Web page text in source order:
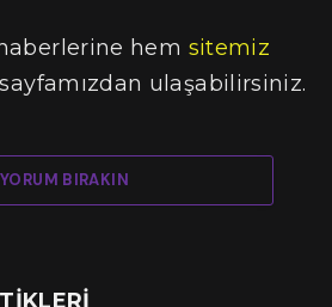
hem sitemiz
sayfamızdan ulaşabilirsiniz.
YORUM BIRAKIN